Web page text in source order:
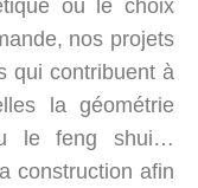
ou le choix
nos projets
qui contribuent à
la géométrie
le feng shui…
construction afin